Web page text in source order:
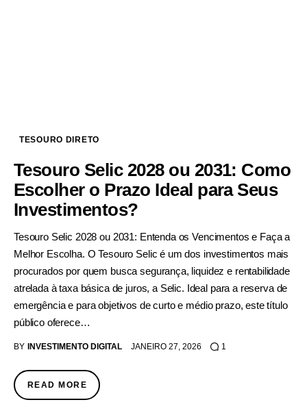
TESOURO DIRETO
Tesouro Selic 2028 ou 2031: Como
Escolher o Prazo Ideal para Seus
Investimentos?
Tesouro Selic 2028 ou 2031: Entenda os Vencimentos e Faça a
Melhor Escolha. O Tesouro Selic é um dos investimentos mais
procurados por quem busca segurança, liquidez e rentabilidade
atrelada à taxa básica de juros, a Selic. Ideal para a reserva de
emergência e para objetivos de curto e médio prazo, este título
público oferece…
BY INVESTIMENTO DIGITAL JANEIRO 27, 2026 1
READ MORE